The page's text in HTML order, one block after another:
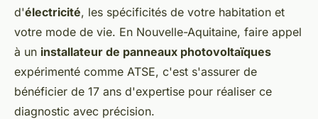
d'électricité, les spécificités de votre habitation et
votre mode de vie. En Nouvelle-Aquitaine, faire appel
à un installateur de panneaux photovoltaïques
expérimenté comme ATSE, c'est s'assurer de
bénéficier de 17 ans d'expertise pour réaliser ce
diagnostic avec précision.